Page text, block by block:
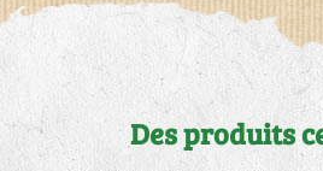
Des produits